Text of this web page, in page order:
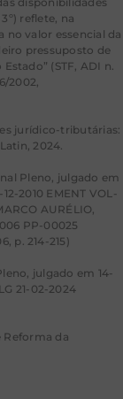
reflete, na
no valor essencial da
pressuposto de
(STF, ADI n.
2002,
jurídico-tributárias:
2024.
Pleno, julgado em
2010 EMENT VOL-
AURÉLIO,
PP-00025
p. 214-215)
julgado em 14-
21-02-2024
Reforma da